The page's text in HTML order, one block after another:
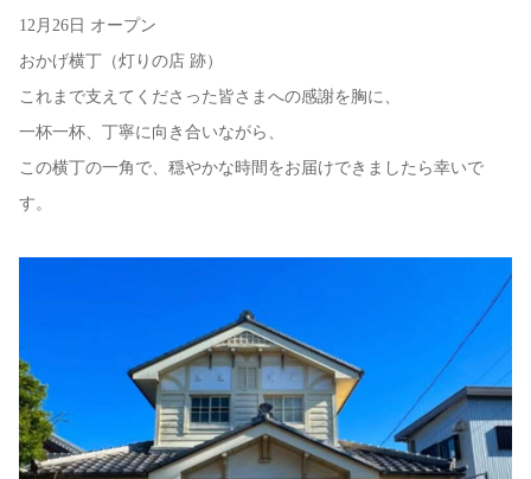
12月26日 オープン
おかげ横丁（灯りの店 跡）
これまで支えてくださった皆さまへの感謝を胸に、
一杯一杯、丁寧に向き合いながら、
この横丁の一角で、穏やかな時間をお届けできましたら幸いで
す。